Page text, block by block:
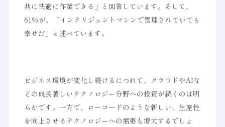
共に快適に作業できる」と回答しています。そして、
61％が、「インテリジェントマシンで管理されていても
幸せだ」と述べています。
ビジネス環境が変化し続けるにつれて、クラウドやAIな
どの成長著しいテクノロジー分野への投資が続くのは明
らかです。一方で、ローコードのような新しい、生産性
を向上させるテクノロジーへの需要も増大するでしょ